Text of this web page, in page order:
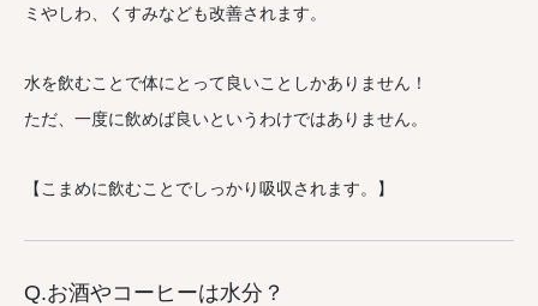
ミやしわ、くすみなども改善されます。
水を飲むことで体にとって良いことしかありません！
ただ、一度に飲めば良いというわけではありません。
【こまめに飲むことでしっかり吸収されます。】
Q.お酒やコーヒーは水分？